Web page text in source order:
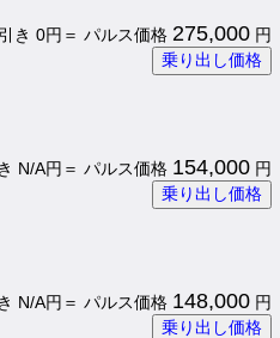
き 0円＝ パルス価格 275,000 円
乗り出し価格
N/A円＝ パルス価格 154,000 円
乗り出し価格
N/A円＝ パルス価格 148,000 円
乗り出し価格